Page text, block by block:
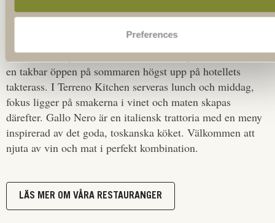
Preferences
VÅRA RESTAURANGER
På The Winery Hotel finns två restauranger, en vinbar och
en takbar öppen på sommaren högst upp på hotellets
takterass. I Terreno Kitchen serveras lunch och middag,
fokus ligger på smakerna i vinet och maten skapas
därefter. Gallo Nero är en italiensk trattoria med en meny
inspirerad av det goda, toskanska köket. Välkommen att
njuta av vin och mat i perfekt kombination.
LÄS MER OM VÅRA RESTAURANGER